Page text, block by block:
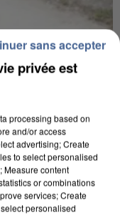
en
interpellé
privée est
processing based on
and/or access
advertising; Create
to select personalised
Measure content
or combinations
services; Create
personalised
sans accepter